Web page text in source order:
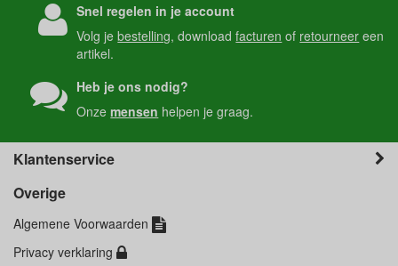
Snel regelen in je account
Volg jebestelling, downloadfacturen of retourneer een
artikel.
Heb je ons nodig?
Onzemensen helpen je graag.
Klantenservice
Overige
Algemene Voorwaarden
Privacy verklaring